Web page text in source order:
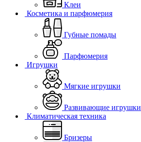
Клеи
Косметика и парфюмерия
Губные помады
Парфюмерия
Игрушки
Мягкие игрушки
Развивающие игрушки
Климатическая техника
Бризеры